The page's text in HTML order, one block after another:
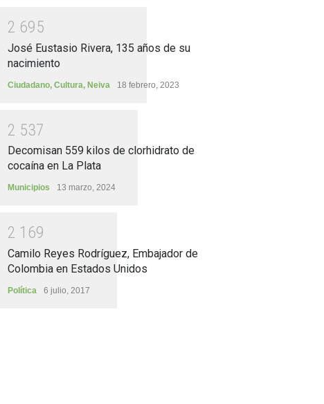
2 695
José Eustasio Rivera, 135 años de su
nacimiento
Ciudadano, Cultura, Neiva 18 febrero, 2023
2 537
Decomisan 559 kilos de clorhidrato de
cocaína en La Plata
Municipios 13 marzo, 2024
2 1 69
Camilo Reyes Rodríguez, Embajador de
Colombia en Estados Unidos
Política 6 julio, 2017